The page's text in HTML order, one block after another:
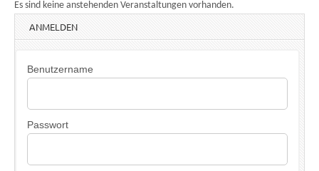
Es sind keine anstehenden Veranstaltungen vorhanden.
ANMELDEN
Benutzername
Passwort